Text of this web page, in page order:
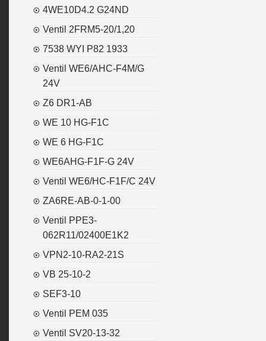
4WE10D4.2 G24ND
Ventil 2FRM5-20/1,20
7538 WYI P82 1933
Ventil WE6/AHC-F4M/G
24V
Z6 DR1-AB
WE 10 HG-F1C
WE 6 HG-F1C
WE6AHG-F1F-G 24V
Ventil WE6/HC-F1F/C 24V
ZA6RE-AB-0-1-00
Ventil PPE3-
062R11/02400E1K2
VPN2-10-RA2-21S
VB 25-10-2
SEF3-10
Ventil PEM 035
Ventil SV20-13-32